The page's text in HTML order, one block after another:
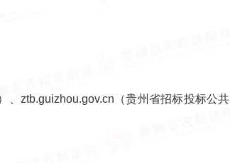
、ztb.guizhou.gov.cn（贵州省招标投标公共